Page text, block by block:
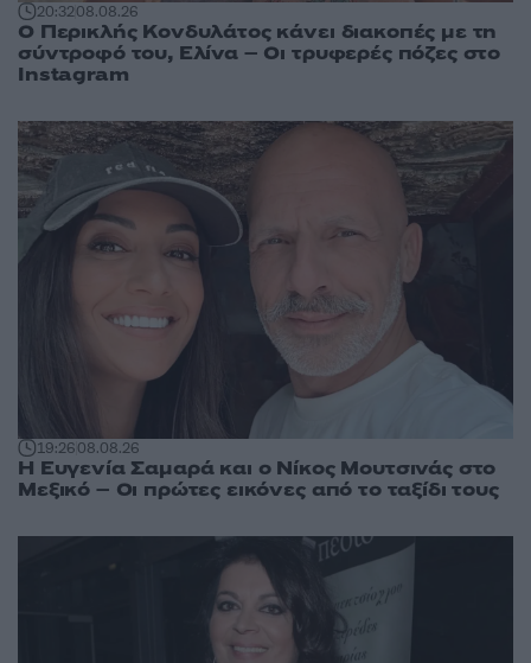
20:3208.08.26
Ο Περικλής Κονδυλάτος κάνει διακοπές με τη
σύντροφό του, Ελίνα – Οι τρυφερές πόζες στο
Instagram
19:2608.08.26
Η Ευγενία Σαμαρά και ο Νίκος Μουτσινάς στο
Μεξικό – Οι πρώτες εικόνες από το ταξίδι τους